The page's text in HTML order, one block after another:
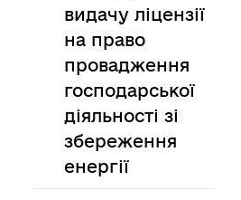
видачу ліцензії
на право
провадження
господарської
діяльності зі
збереження
енергії